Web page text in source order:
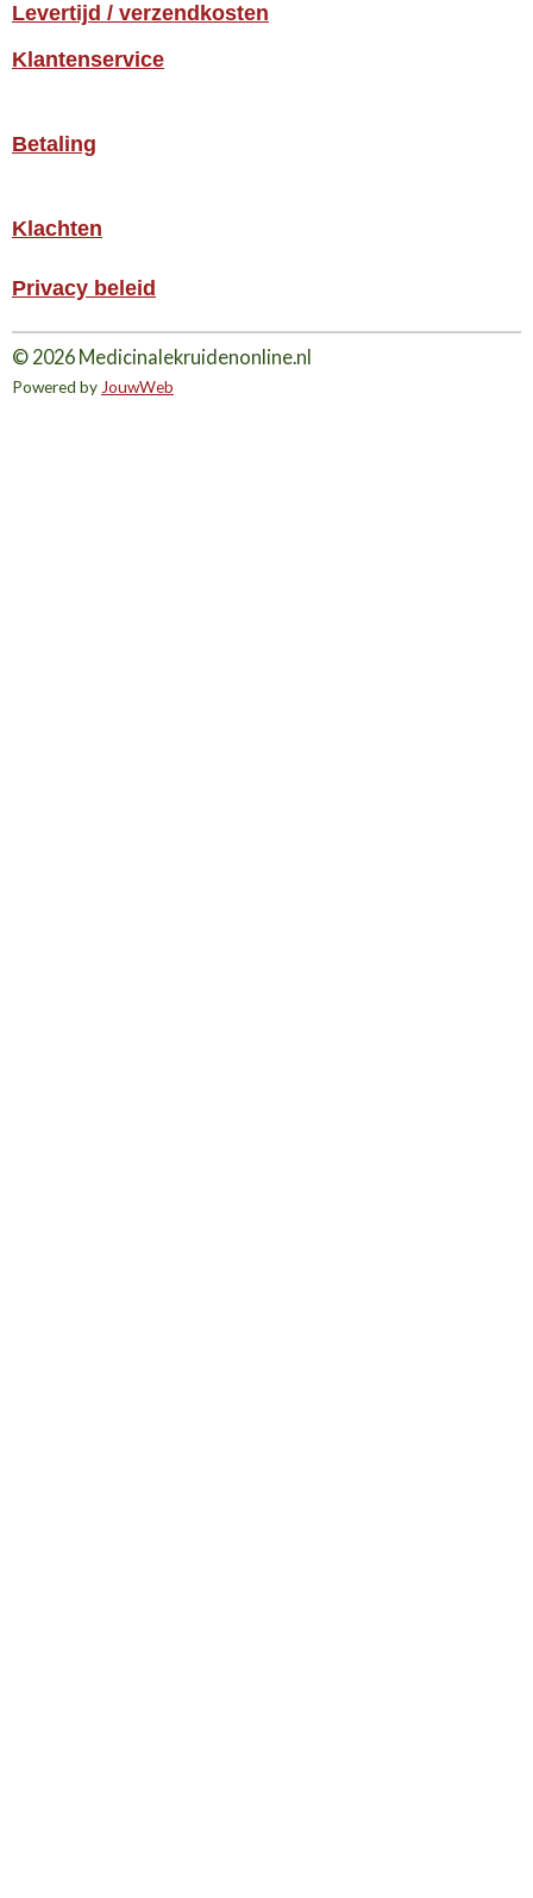
Levertijd / verzendkosten
Klantenservice
Betaling
Klachten
Privacy beleid
© 2026 Medicinalekruidenonline.nl
Powered by JouwWeb